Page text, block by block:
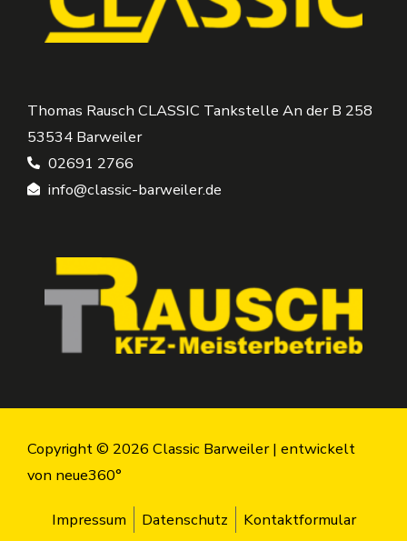
Thomas Rausch CLASSIC Tankstelle An der B 258
53534 Barweiler
02691 2766
info@classic-barweiler.de
Copyright © 2026 Classic Barweiler | entwickelt
von neue360°
Impressum Datenschutz Kontaktformular